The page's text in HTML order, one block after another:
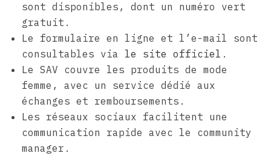
sont disponibles, dont un numéro vert
gratuit.
Le formulaire en ligne et l’e-mail sont
consultables via le site officiel .
Le SAV couvre les produits de mode
femme, avec un service dédié aux
échanges et remboursements.
Les réseaux sociaux facilitent une
communication rapide avec le community
manager.